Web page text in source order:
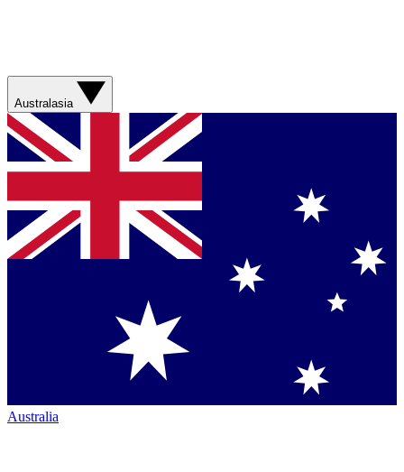
Australasia
Australia